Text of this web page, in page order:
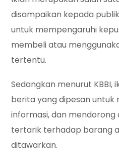
disampaikan kepada
untuk mempengaruhi
membeli atau
tertentu.
Sedangkan menurut KBBI,
berita yang dipesan untuk
informasi, dan
tertarik terhadap barang
ditawarkan.